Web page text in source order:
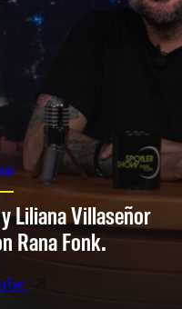
Liliana Villaseñor
Rana Fonk.